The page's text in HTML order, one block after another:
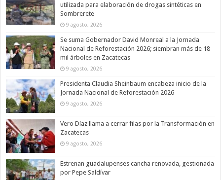
utilizada para elaboración de drogas sintéticas en
Sombrerete
9 agosto, 2026
Se suma Gobernador David Monreal a la Jornada
Nacional de Reforestación 2026; siembran más de 18
mil árboles en Zacatecas
9 agosto, 2026
Presidenta Claudia Sheinbaum encabeza inicio de la
Jornada Nacional de Reforestación 2026
9 agosto, 2026
Vero Díaz llama a cerrar filas por la Transformación en
Zacatecas
9 agosto, 2026
Estrenan guadalupenses cancha renovada, gestionada
por Pepe Saldívar